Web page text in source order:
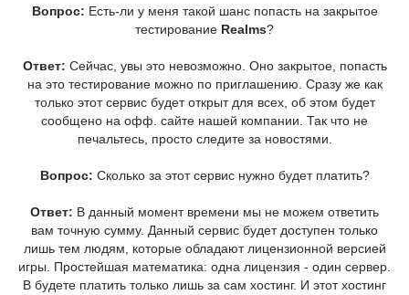
Вопрос: Есть-ли у меня такой шанс попасть на закрытое
тестирование Realms?
Ответ: Сейчас, увы это невозможно. Оно закрытое, попасть
на это тестирование можно по приглашению. Сразу же как
только этот сервис будет открыт для всех, об этом будет
сообщено на офф. сайте нашей компании. Так что не
печальтесь, просто следите за новостями.
Вопрос: Сколько за этот сервис нужно будет платить?
Ответ: В данный момент времени мы не можем ответить
вам точную сумму. Данный сервис будет доступен только
лишь тем людям, которые обладают лицензионной версией
игры. Простейшая математика: одна лицензия - один сервер.
В будете платить только лишь за сам хостинг. И этот хостинг